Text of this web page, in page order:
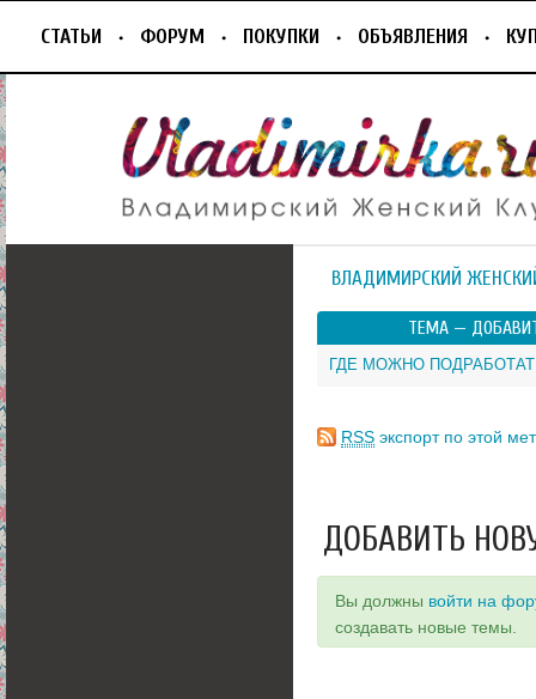
СТАТЬИ ФОРУМ ПОКУПКИ ОБЪЯВЛЕНИЯ
ВЛАДИМИРСКИЙ
ТЕМА —
ГДЕ МОЖНО
RSS экспорт по этой
ДОБАВИТЬ
Вы должны войти на
создавать новые темы.